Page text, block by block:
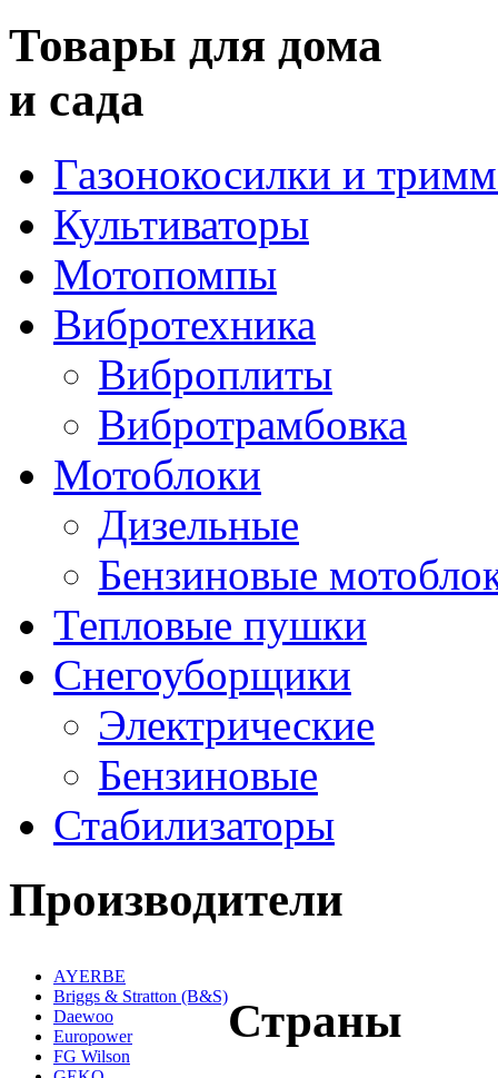
Товары для дома
и сада
Газонокосилки и
Культиваторы
Мотопомпы
Вибротехника
Виброплиты
Вибротрамбовка
Мотоблоки
Дизельные
Бензиновые
Тепловые пушки
Снегоуборщики
Электрические
Бензиновые
Стабилизаторы
Производители
AYERBE
Briggs & Stratton (B&S)
Daewoo
Europower
FG Wilson
Страны